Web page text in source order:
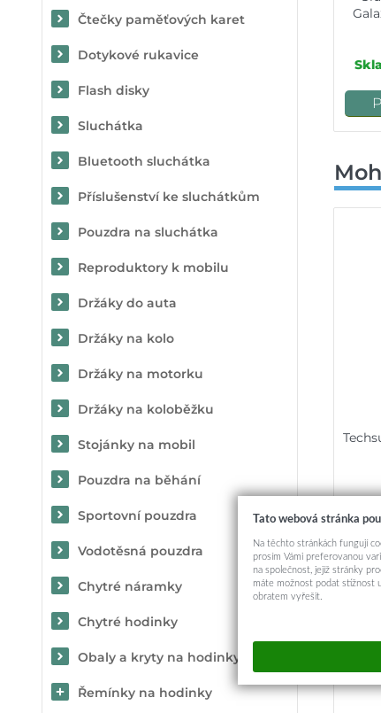
Čtečky paměťových karet
Dotykové rukavice
Flash disky
Sluchátka
Bluetooth sluchátka
Příslušenství ke sluchátkům
Pouzdra na sluchátka
Reproduktory k mobilu
Držáky do auta
Držáky na kolo
Držáky na motorku
Držáky na koloběžku
Stojánky na mobil
Pouzdra na běhání
Sportovní pouzdra
Vodotěsná pouzdra
Chytré náramky
Chytré hodinky
Obaly a kryty na hodinky
Řemínky na hodinky
Tato webová stránka
Na těchto stránkách fungují
prosím Vámi preferovanou
na společnost, jejíž stránky
máte možnost podat stížnost
obratem vyřešit.